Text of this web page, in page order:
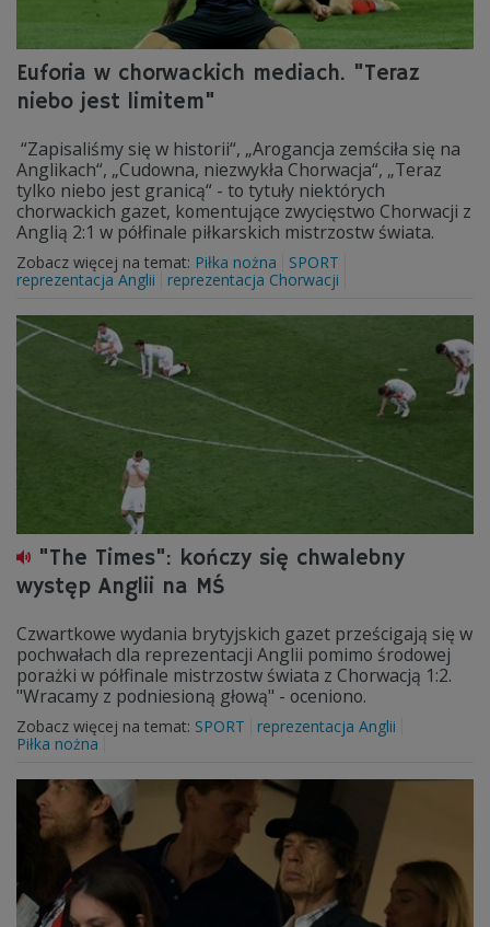
Euforia w chorwackich mediach. "Teraz
niebo jest limitem"
“Zapisaliśmy się w historii“, „Arogancja zemściła się na
Anglikach“, „Cudowna, niezwykła Chorwacja“, „Teraz
tylko niebo jest granicą“ - to tytuły niektórych
chorwackich gazet, komentujące zwycięstwo Chorwacji z
Anglią 2:1 w półfinale piłkarskich mistrzostw świata.
Zobacz więcej na temat: Piłka nożna
SPORT
reprezentacja Anglii
reprezentacja Chorwacji
"The Times": kończy się chwalebny
występ Anglii na MŚ
Czwartkowe wydania brytyjskich gazet prześcigają się w
pochwałach dla reprezentacji Anglii pomimo środowej
porażki w półfinale mistrzostw świata z Chorwacją 1:2.
"Wracamy z podniesioną głową" - oceniono.
Zobacz więcej na temat: SPORT
reprezentacja Anglii
Piłka nożna